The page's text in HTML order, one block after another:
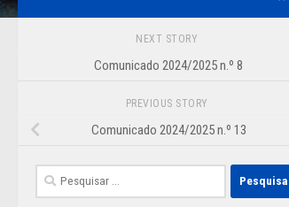
NEXT STORY
Comunicado 2024/2025 n.º 8
PREVIOUS STORY
Comunicado 2024/2025 n.º 13
Pesquisar
por: